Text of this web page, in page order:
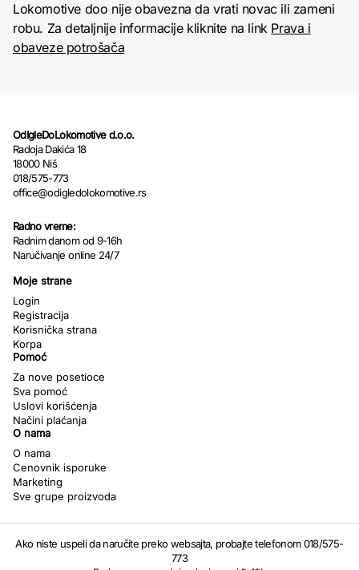
Lokomotive doo nije obavezna da vrati novac ili zameni
robu. Za detaljnije informacije kliknite na link Prava i
obaveze potrošača
OdIgleDoLokomotive d.o.o.
Radoja Dakića 18
18000 Niš
018/575-773
office@odigledolokomotive.rs
Radno vreme:
Radnim danom od 9-16h
Naručivanje online 24/7
Moje strane
Login
Registracija
Korisnička strana
Korpa
Pomoć
Za nove posetioce
Sva pomoć
Uslovi korišćenja
Načini plaćanja
O nama
O nama
Cenovnik isporuke
Marketing
Sve grupe proizvoda
Ako niste uspeli da naručite preko websajta, probajte telefonom 018/575-
773